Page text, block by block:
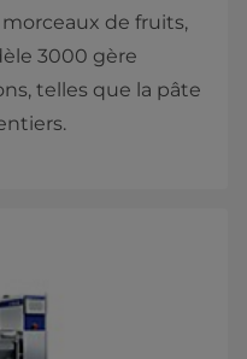
de fruits,
3000 gère
telles que la pâte